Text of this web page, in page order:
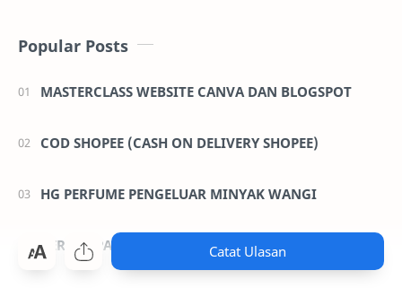
Catat Ulasan
Popular Posts
MASTERCLASS WEBSITE CANVA DAN BLOGSPOT
COD SHOPEE (CASH ON DELIVERY SHOPEE)
HG PERFUME PENGELUAR MINYAK WANGI
BERAPA PANJANG KONTEN AI YANG TERBAIK